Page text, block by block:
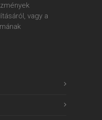
vagy a